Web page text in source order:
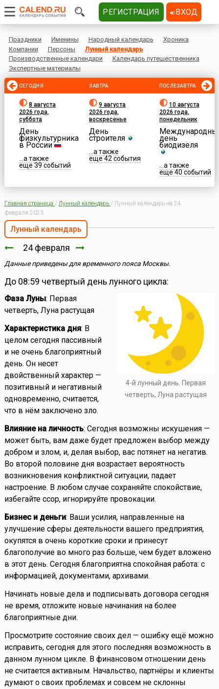
Праздники Именины Народный календарь
Хроника
Компании
Персоны
Лунный календарь
Производственные календари
Календарь путешественника
Экспертные материалы
СЕГОДНЯ
8 августа
2026 года,
суббота
День
физкультурника
в России
...а также
еще 39 событий
ЗАВТРА
9 августа
2026 года,
воскресенье
День
строителя
...а также
еще 42 события
ПОСЛЕЗАВТРА
10 августа
2026 года,
понедельник
день
биодизеля
...а также
еще 40 событий
Главная страница / Лунный календарь / Лунный календарь на 24
февраля 2023
Лунный календарь
24 февраля
Данные приведены для временного пояса Москвы.
До 08:59 четвертый день лунного цикла:
4-й лунный день. Первая
четверть, Луна растущая
Фаза Луны: Первая
четверть, Луна растущая
Характеристика дня: В
целом сегодня пассивный
и не очень благоприятный
день. Он несет
двойственный характер —
позитивный и негативный
одновременно, считается,
что в нём заключено зло.
Влияние на личность: Сегодня возможны искушения —
может быть, вам даже будет предложен выбор между
добром и злом, и, делая выбор, вас потянет на негатив.
Во второй половине дня возрастает вероятность
возникновения конфликтной ситуации, падает
настроение. В любом случае сохраняйте спокойствие,
избегайте ссор, игнорируйте провокации.
Бизнес и деньги: Ваши усилия, направленные на
улучшение сферы деятельности вашего предприятия,
окупятся в очень короткие сроки и принесут
благополучие во много раз больше, чем будет вложено
в этот день. Сегодня благоприятна спокойная работа: с
информацией, документами, архивами.
Начинать новые дела и подписывать договора сегодня
не время, отложите новые начинания на более
благоприятные дни.
Просмотрите состояние своих дел — ошибку ещё можно
исправить, сегодня для этого последняя возможность в
данном лунном цикле. В финансовом отношении день
не считается активным. Начальство, партнёры и клиенты
думают о своих проблемах и совсем не склонны
РЕГИСТРАЦИЯ ВХОД